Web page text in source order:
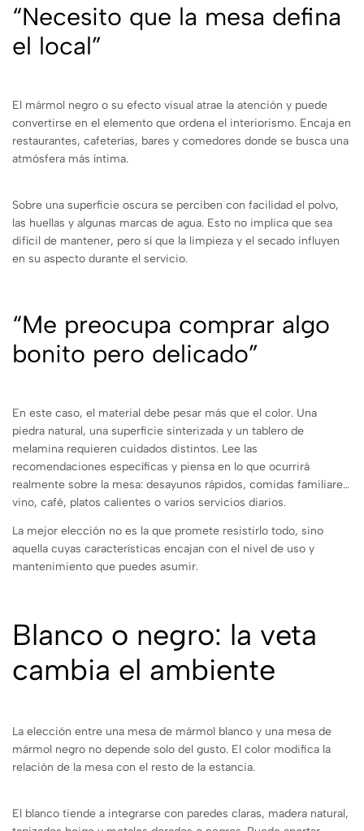
“Necesito que la mesa defina
el local”
El mármol negro o su efecto visual atrae la atención y puede
convertirse en el elemento que ordena el interiorismo. Encaja en
restaurantes, cafeterías, bares y comedores donde se busca una
atmósfera más íntima.
Sobre una superficie oscura se perciben con facilidad el polvo,
las huellas y algunas marcas de agua. Esto no implica que sea
difícil de mantener, pero sí que la limpieza y el secado influyen
en su aspecto durante el servicio.
“Me preocupa comprar algo
bonito pero delicado”
En este caso, el material debe pesar más que el color. Una
piedra natural, una superficie sinterizada y un tablero de
melamina requieren cuidados distintos. Lee las
recomendaciones específicas y piensa en lo que ocurrirá
realmente sobre la mesa: desayunos rápidos, comidas familiares,
vino, café, platos calientes o varios servicios diarios.
La mejor elección no es la que promete resistirlo todo, sino
aquella cuyas características encajan con el nivel de uso y
mantenimiento que puedes asumir.
Blanco o negro: la veta
cambia el ambiente
La elección entre una mesa de mármol blanco y una mesa de
mármol negro no depende solo del gusto. El color modifica la
relación de la mesa con el resto de la estancia.
El blanco tiende a integrarse con paredes claras, madera natural,